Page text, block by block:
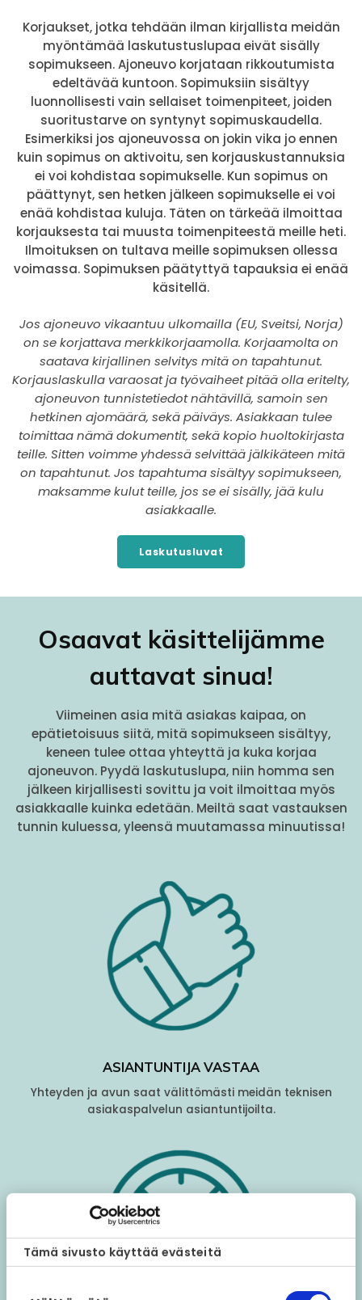
Tämä sivusto käyttää evästeitä
Korjaukset, jotka tehdään ilman kirjallista meidän
myöntämää laskutustuslupaa eivät sisälly
sopimukseen. Ajoneuvo korjataan rikkoutumista
edeltävää kuntoon. Sopimuksiin sisältyy
luonnollisesti vain sellaiset toimenpiteet, joiden
suoritustarve on syntynyt sopimuskaudella.
Esimerkiksi jos ajoneuvossa on jokin vika jo ennen
kuin sopimus on aktivoitu, sen korjauskustannuksia
ei voi kohdistaa sopimukselle. Kun sopimus on
päättynyt, sen hetken jälkeen sopimukselle ei voi
enää kohdistaa kuluja. Täten on tärkeää ilmoittaa
korjauksesta tai muusta toimenpiteestä meille heti.
Ilmoituksen on tultava meille sopimuksen ollessa
voimassa. Sopimuksen päätyttyä tapauksia ei enää
käsitellä.
Jos ajoneuvo vikaantuu ulkomailla (EU, Sveitsi, Norja)
on se korjattava merkkikorjaamolla. Korjaamolta on
saatava kirjallinen selvitys mitä on tapahtunut.
Korjauslaskulla varaosat ja työvaiheet pitää olla eritelty,
ajoneuvon tunnistetiedot nähtävillä, samoin sen
hetkinen ajomäärä, sekä päiväys. Asiakkaan tulee
toimittaa nämä dokumentit, sekä kopio huoltokirjasta
teille. Sitten voimme yhdessä selvittää jälkikäteen mitä
on tapahtunut. Jos tapahtuma sisältyy sopimukseen,
maksamme kulut teille, jos se ei sisälly, jää kulu
asiakkaalle.
Laskutusluvat
Osaavat käsittelijämme
auttavat sinua!
Viimeinen asia mitä asiakas kaipaa, on
epätietoisuus siitä, mitä sopimukseen sisältyy,
keneen tulee ottaa yhteyttä ja kuka korjaa
ajoneuvon. Pyydä laskutuslupa, niin homma sen
jälkeen kirjallisesti sovittu ja voit ilmoittaa myös
asiakkaalle kuinka edetään. Meiltä saat vastauksen
tunnin kuluessa, yleensä muutamassa minuutissa!
ASIANTUNTIJA VASTAA
Yhteyden ja avun saat välittömästi meidän teknisen
asiakaspalvelun asiantuntijoilta.